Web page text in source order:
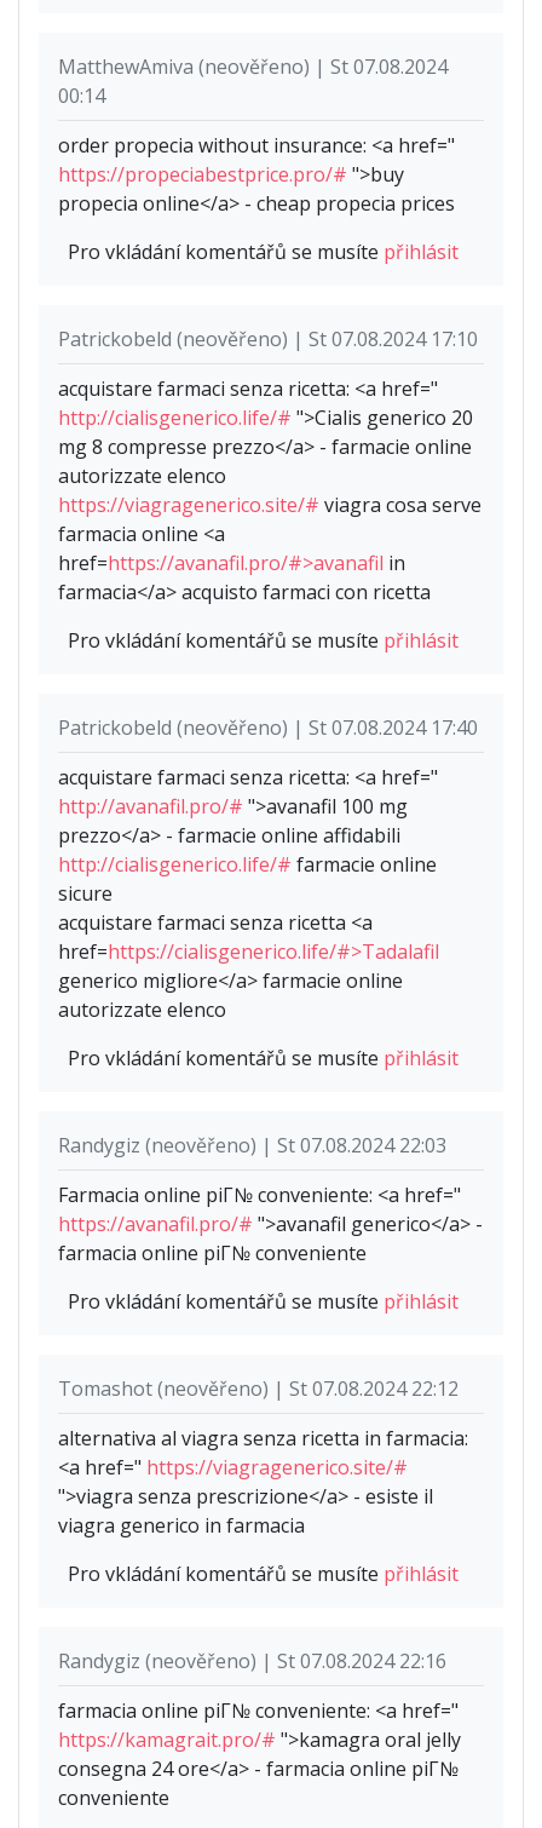
MatthewAmiva (neověřeno) | St 07.08.2024
00:14
order propecia without insurance: <a href="
https://propeciabestprice.pro/# ">buy
propecia online</a> - cheap propecia prices
Pro vkládání komentářů se musíte přihlásit
Patrickobeld (neověřeno) | St 07.08.2024 17:10
acquistare farmaci senza ricetta: <a href="
http://cialisgenerico.life/# ">Cialis generico 20
mg 8 compresse prezzo</a> - farmacie online
autorizzate elenco
https://viagragenerico.site/# viagra cosa serve
farmacia online <a
href=https://avanafil.pro/#>avanafil in
farmacia</a> acquisto farmaci con ricetta
Pro vkládání komentářů se musíte přihlásit
Patrickobeld (neověřeno) | St 07.08.2024 17:40
acquistare farmaci senza ricetta: <a href="
http://avanafil.pro/# ">avanafil 100 mg
prezzo</a> - farmacie online affidabili
http://cialisgenerico.life/# farmacie online
sicure
acquistare farmaci senza ricetta <a
href=https://cialisgenerico.life/#>Tadalafil
generico migliore</a> farmacie online
autorizzate elenco
Pro vkládání komentářů se musíte přihlásit
Randygiz (neověřeno) | St 07.08.2024 22:03
Farmacia online piГ№ conveniente: <a href="
https://avanafil.pro/# ">avanafil generico</a> -
farmacia online piГ№ conveniente
Pro vkládání komentářů se musíte přihlásit
Tomashot (neověřeno) | St 07.08.2024 22:12
alternativa al viagra senza ricetta in farmacia:
<a href=" https://viagragenerico.site/#
">viagra senza prescrizione</a> - esiste il
viagra generico in farmacia
Pro vkládání komentářů se musíte přihlásit
Randygiz (neověřeno) | St 07.08.2024 22:16
farmacia online piГ№ conveniente: <a href="
https://kamagrait.pro/# ">kamagra oral jelly
consegna 24 ore</a> - farmacia online piГ№
conveniente